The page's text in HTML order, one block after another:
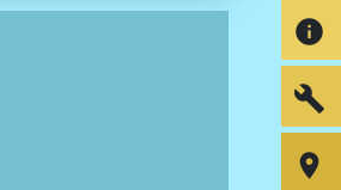
info
build
room